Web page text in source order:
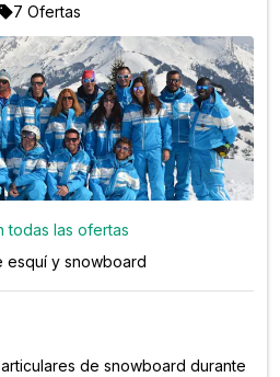
7 Ofertas
todas las ofertas
esquí y snowboard
de snowboard durante